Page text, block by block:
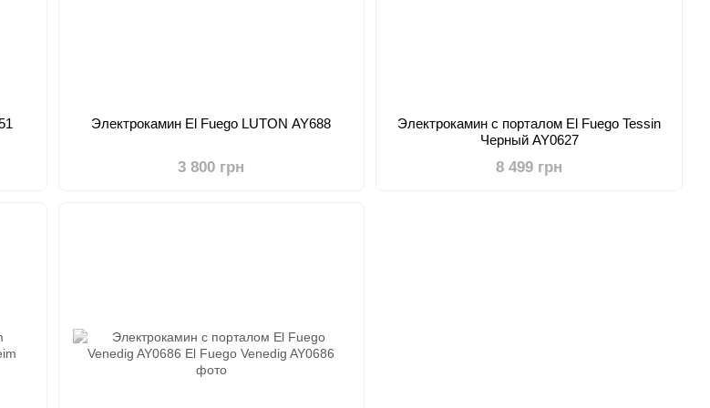
Электрокамин El Fuego LUTON AY688
3 800 грн
Электрокамин с порталом El Fuego Tessin
Черный AY0627
8 499 грн